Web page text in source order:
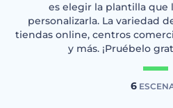
es elegir la plantilla que
personalizarla. La variedad
tiendas online, centros
y más. ¡Pruébelo
6